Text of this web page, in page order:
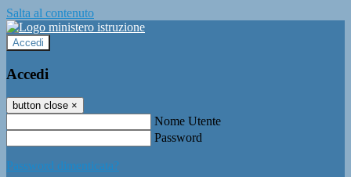
Salta al contenuto
Accedi
Accedi
button close ×
Nome Utente
Password
Password dimenticata?